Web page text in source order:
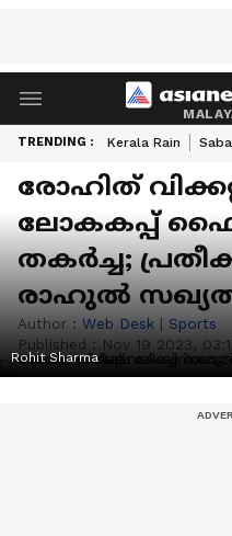
TRENDING : Kerala Rain
രോഹിത്
ലോകകപ്പ്
തകര്‍ച്ച;
രാഹുല്‍
Author : Web Desk | Sports
Published : Nov 19 2023,
Rohit Sharma